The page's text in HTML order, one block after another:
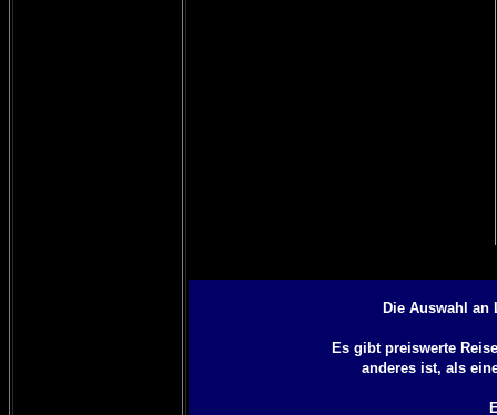
Die Auswahl
Es gibt preiswerte
anderes ist, als